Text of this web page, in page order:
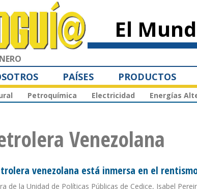
El
PAÍSES PRODUCTOS
Petroquímica Electricidad Energías
Venezolana
venezolana está inmersa en el
de la Unidad de Políticas Públicas de Cedice, Isabel